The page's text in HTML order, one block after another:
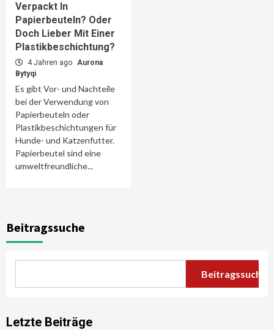
Verpackt In
Papierbeuteln? Oder
Doch Lieber Mit Einer
Plastikbeschichtung?
4 Jahren ago Aurona
Bytyqi
Es gibt Vor- und Nachteile
bei der Verwendung von
Papierbeuteln oder
Plastikbeschichtungen für
Hunde- und Katzenfutter.
Papierbeutel sind eine
umweltfreundliche...
Beitragssuche
Beitragssuche
Letzte Beiträge